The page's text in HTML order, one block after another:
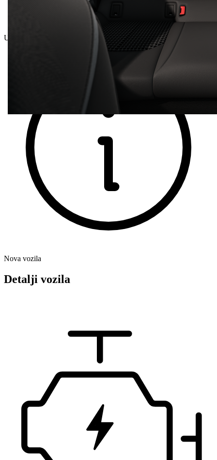
Ukupna cijena uklj. PDV
Nova vozila
Detalji vozila